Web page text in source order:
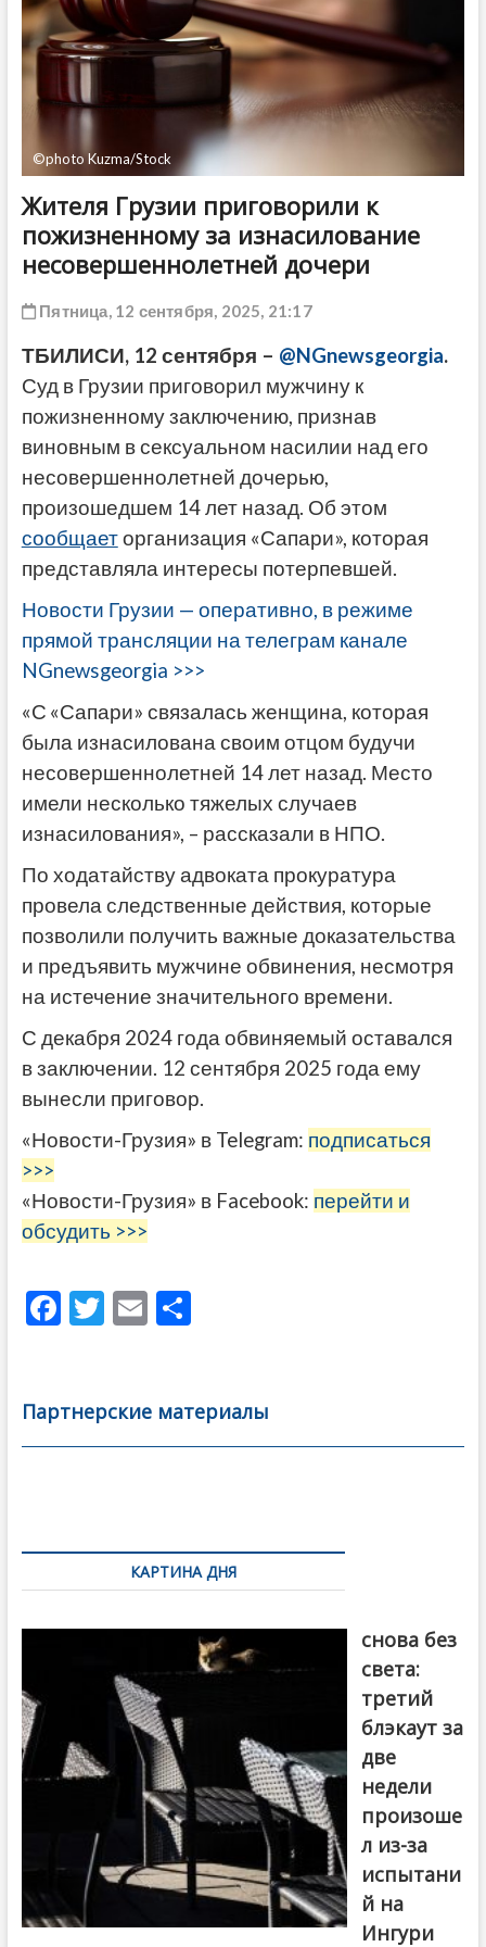
©photo Kuzma/Stock
Жителя Грузии приговорили к
пожизненному за изнасилование
несовершеннолетней дочери
Пятница, 12 сентября, 2025, 21:17
ТБИЛИСИ, 12 сентября – @NGnewsgeorgia.
Суд в Грузии приговорил мужчину к
пожизненному заключению, признав
виновным в сексуальном насилии над его
несовершеннолетней дочерью,
произошедшем 14 лет назад. Об этом
сообщаеторганизация «Сапари», которая
представляла интересы потерпевшей.
Новости Грузии — оперативно, в режиме
прямой трансляции на телеграм канале
NGnewsgeorgia >>>
«С «Сапари» связалась женщина, которая
была изнасилована своим отцом будучи
несовершеннолетней 14 лет назад. Место
имели несколько тяжелых случаев
изнасилования», – рассказали в НПО.
По ходатайству адвоката прокуратура
провела следственные действия, которые
позволили получить важные доказательства
и предъявить мужчине обвинения, несмотря
на истечение значительного времени.
С декабря 2024 года обвиняемый оставался
в заключении. 12 сентября 2025 года ему
вынесли приговор.
«Новости-Грузия» в Telegram: подписаться
>>>
«Новости-Грузия» в Facebook: перейти и
обсудить >>>
F
b
o
T
er
E
l
О
а
в
Партнерские материалы
по
записямКАРТИНА ДНЯ
снова без
света:
третий
блэкаут за
две
недели
произоше
л из-за
испытани
й на
Ингури